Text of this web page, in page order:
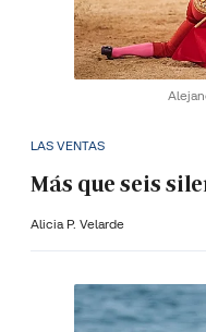
LAS VENTAS
Más que seis
Alicia P. Velarde